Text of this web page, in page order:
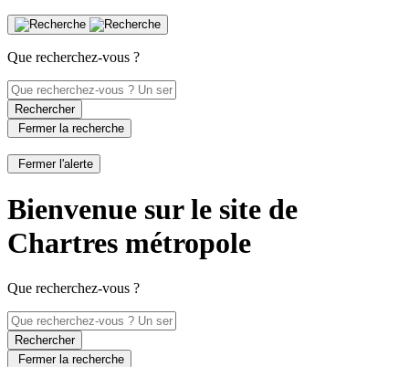
Que recherchez-vous ?
Rechercher
Fermer la recherche
Fermer l'alerte
Bienvenue sur le site de
Chartres métropole
Que recherchez-vous ?
Rechercher
Fermer la recherche